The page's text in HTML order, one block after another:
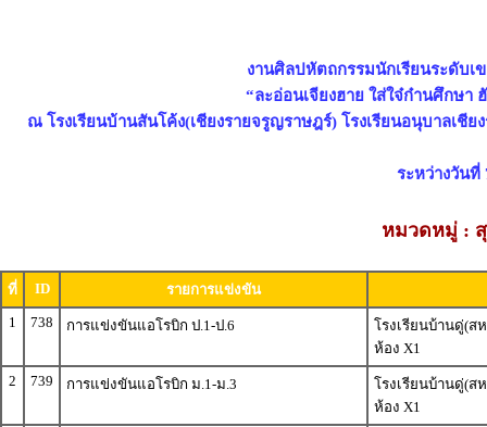
งานศิลปหัตถกรรมนักเรียนระดับ
“ละอ่อนเจียงฮาย ใส่ใจ๋ก๋านศึกษ
ณ โรงเรียนบ้านสันโค้ง(เชียงรายจรูญราษฎร์) โรงเรียนอนุบาลเชี
ระหว่างวันที่
หมวดหมู่ :
ที่ ID
รายการแข่งขัน
1
738 การแข่งขันแอโรบิก ป.1-ป.6
โรงเรียนบ้านดู่(ส
ห้อง X1
2
739 การแข่งขันแอโรบิก ม.1-ม.3
โรงเรียนบ้านดู่(ส
ห้อง X1